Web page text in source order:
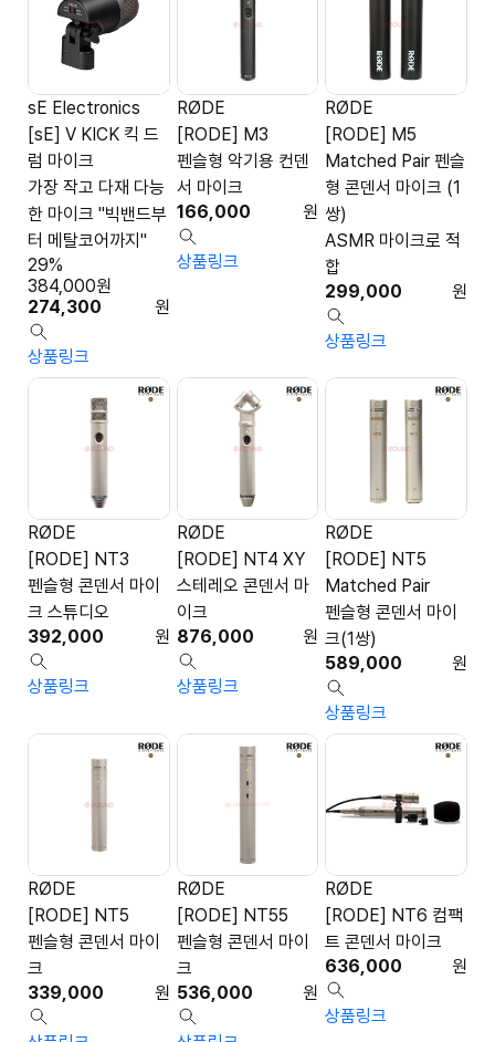
sE Electronics
[sE] V KICK 킥 드
럼 마이크
가장 작고 다재 다능
한 마이크 "빅밴드부
터 메탈코어까지"
274,300 원
384,000원
29%
상품링크
RØDE
[RODE] M3
펜슬형 악기용 컨덴
서 마이크
166,000
원
상품링크
RØDE
[RODE] M5
Matched Pair 펜슬
형 콘덴서 마이크 (1
쌍)
ASMR 마이크로 적
합
299,000
원
상품링크
RØDE
[RODE] NT3
펜슬형 콘덴서 마이
크 스튜디오
392,000
원
상품링크
RØDE
[RODE] NT4 XY
스테레오 콘덴서 마
이크
876,000
원
상품링크
RØDE
[RODE] NT5
Matched Pair
펜슬형 콘덴서 마이
크(1쌍)
589,000
원
상품링크
RØDE
[RODE] NT5
펜슬형 콘덴서 마이
크
339,000
원
RØDE
[RODE] NT55
펜슬형 콘덴서 마이
크
536,000
원
RØDE
[RODE] NT6 컴팩
트 콘덴서 마이크
636,000
원
상품링크